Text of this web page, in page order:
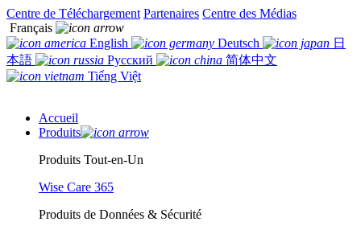
Centre de Téléchargement Partenaires Centre des Médias
Français
English
Deutsch
日
本語
Русский
简体中文
Tiếng Việt
Accueil
Produits
Produits Tout-en-Un
Wise Care 365
Produits de Données & Sécurité